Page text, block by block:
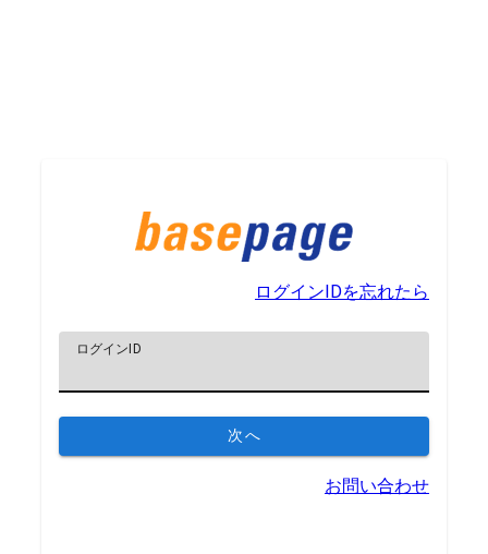
ログインIDを忘れたら
ログインID
次へ
お問い合わせ